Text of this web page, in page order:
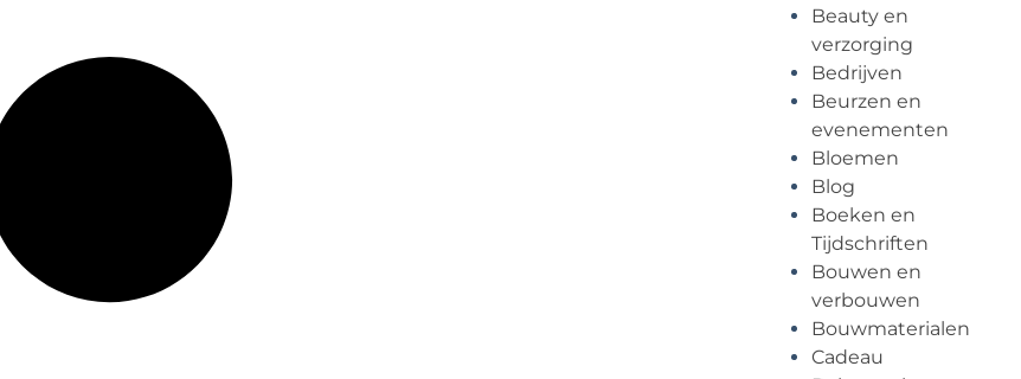
Beauty en
verzorging
Bedrijven
Beurzen en
evenementen
Bloemen
Blog
Boeken en
Tijdschriften
Bouwen en
verbouwen
Bouwmaterialen
Cadeau